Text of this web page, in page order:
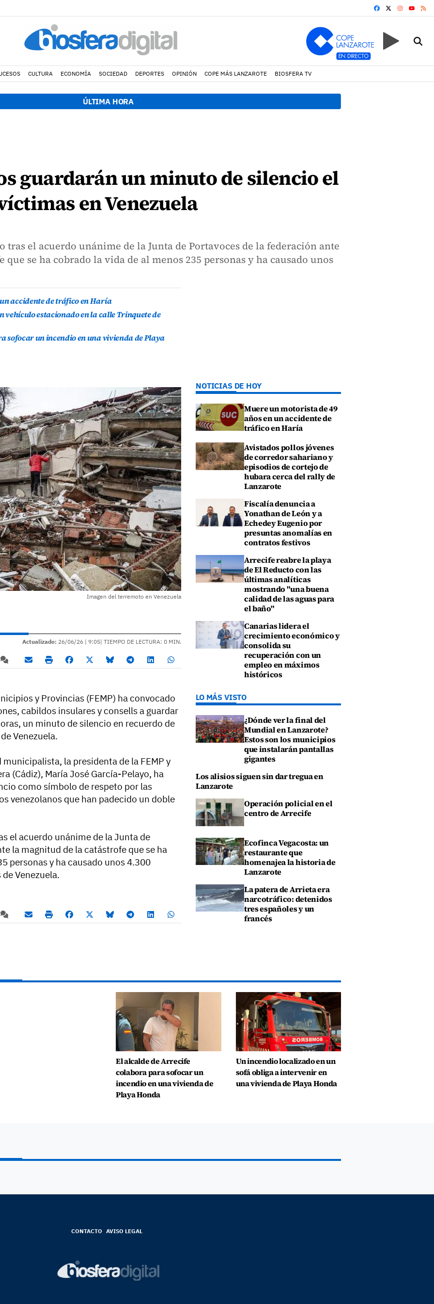
FACEBOOK
YOUTUBE
CULTURA ECONOMÍA SOCIEDAD DEPORTES OPINIÓN COPE MÁS LANZAROTE BIOSFERA TV
ÚLTIMA HORA
guardarán un minuto de silencio el
en Venezuela
tras el acuerdo unánime de la Junta de Portavoces de la federación ante
se ha cobrado la vida de al menos 235 personas y ha causado unos
accidente de tráfico en Haría
estacionado en la calle Trinquete de
sofocar un incendio en una vivienda de Playa
Imagen del terremoto en Venezuela
Actualizado: 26/06/26 | 9:05| TIEMPO DE LECTURA: 0 MIN.
y Provincias (FEMP) ha convocado
cabildos insulares y consells a guardar
un minuto de silencio en recuerdo de
Venezuela.
la presidenta de la FEMP y
(Cádiz), María José García-Pelayo, ha
como símbolo de respeto por las
venezolanos que han padecido un doble
el acuerdo unánime de la Junta de
la magnitud de la catástrofe que se ha
personas y ha causado unos 4.300
Venezuela.
NOTICIAS DE HOY
Muere un motorista de 49
años en un accidente de
tráfico en Haría
Avistados pollos jóvenes
de corredor sahariano y
episodios de cortejo de
hubara cerca del rally de
Lanzarote
Fiscalía denuncia a
Yonathan de León y a
Echedey Eugenio por
presuntas anomalías en
contratos festivos
Arrecife reabre la playa
de El Reducto con las
últimas analíticas
mostrando "una buena
calidad de las aguas para
el baño"
Canarias lidera el
crecimiento económico y
consolida su
recuperación con un
empleo en máximos
históricos
LO MÁS VISTO
¿Dónde ver la final del
Mundial en Lanzarote?
Estos son los municipios
que instalarán pantallas
gigantes
Los alisios siguen sin dar tregua en
Lanzarote
Operación policial en el
centro de Arrecife
Ecofinca Vegacosta: un
restaurante que
homenajea la historia de
Lanzarote
La patera de Arrieta era
narcotráfico: detenidos
tres españoles y un
francés
El alcalde de Arrecife
colabora para sofocar un
incendio en una vivienda de
Playa Honda
Un incendio localizado en un
sofá obliga a intervenir en
una vivienda de Playa Honda
CONTACTO AVISO LEGAL